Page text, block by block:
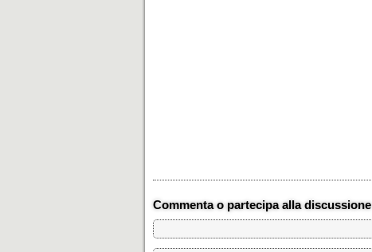
Commenta o partecipa alla discussione